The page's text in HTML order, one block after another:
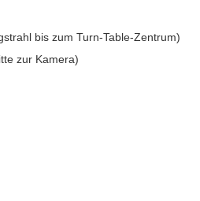
bis zum Turn-Table-Zentrum)
zur Kamera)